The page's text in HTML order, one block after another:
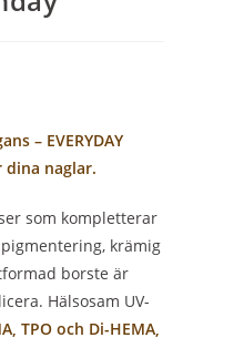
– EVERYDAY
dina naglar.
som kompletterar
krämig
borste är
Hälsosam UV-
TPO och Di-HEMA,